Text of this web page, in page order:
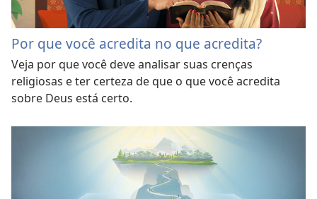
Por que você acredita no que acredita?
Veja por que você deve analisar suas crenças
religiosas e ter certeza de que o que você acredita
sobre Deus está certo.